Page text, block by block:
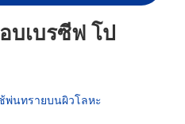
บเบรซีฟ โป
พ่นทรายบนผิวโลหะ